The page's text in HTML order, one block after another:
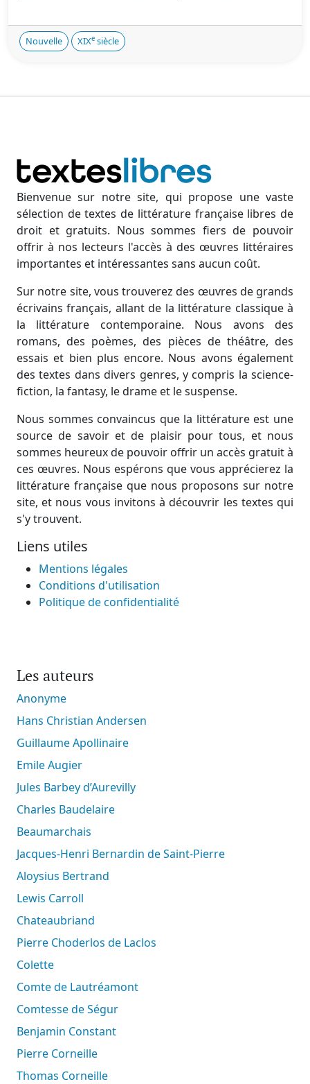
Nouvelle XIXe siècle
Bienvenue sur notre site, qui propose une vaste
sélection de textes de littérature française libres de
droit et gratuits. Nous sommes fiers de pouvoir
offrir à nos lecteurs l'accès à des œuvres littéraires
importantes et intéressantes sans aucun coût.
Sur notre site, vous trouverez des œuvres de grands
écrivains français, allant de la littérature classique à
la littérature contemporaine. Nous avons des
romans, des poèmes, des pièces de théâtre, des
essais et bien plus encore. Nous avons également
des textes dans divers genres, y compris la science-
fiction, la fantasy, le drame et le suspense.
Nous sommes convaincus que la littérature est une
source de savoir et de plaisir pour tous, et nous
sommes heureux de pouvoir offrir un accès gratuit à
ces œuvres. Nous espérons que vous apprécierez la
littérature française que nous proposons sur notre
site, et nous vous invitons à découvrir les textes qui
s'y trouvent.
Liens utiles
Mentions légales
Conditions d'utilisation
Politique de confidentialité
Les auteurs
Anonyme
Hans Christian Andersen
Guillaume Apollinaire
Emile Augier
Jules Barbey d’Aurevilly
Charles Baudelaire
Beaumarchais
Jacques-Henri Bernardin de Saint-Pierre
Aloysius Bertrand
Lewis Carroll
Chateaubriand
Pierre Choderlos de Laclos
Colette
Comte de Lautréamont
Comtesse de Ségur
Benjamin Constant
Pierre Corneille
Thomas Corneille